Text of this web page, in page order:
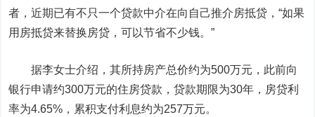
者，近期已有不只一个贷款中介在向自己推介房抵贷，“如果
用房抵贷来替换房贷，可以节省不少钱。”
据李女士介绍，其所持房产总价约为500万元，此前向
银行申请约300万元的住房贷款，贷款期限为30年，房贷利
率为4.65%，累积支付利息约为257万元。